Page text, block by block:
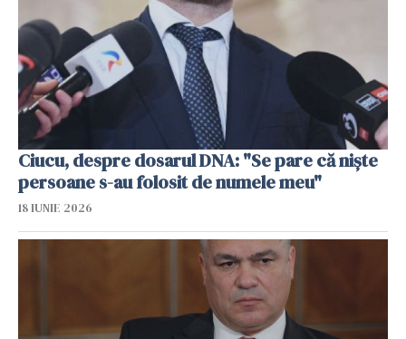
Ciucu, despre dosarul DNA: "Se pare că nişte
persoane s-au folosit de numele meu"
18 IUNIE 2026